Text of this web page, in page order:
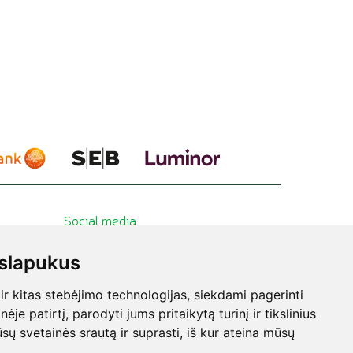
kitas stebėjimo technologijas, siekdami pagerinti
patirtį, parodyti jums pritaikytą turinį ir tikslinius
svetainės srautą ir suprasti, iš kur ateina mūsų
iki kultūros, nuo Aukštutinio Provanso
Social media